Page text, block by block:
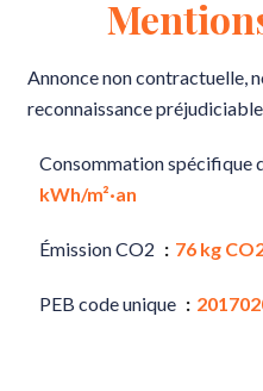
Annonce non contractuelle,
reconnaissance
Consommation spécifique
kWh/m²·an
Émission CO2 76 kg
PEB code unique